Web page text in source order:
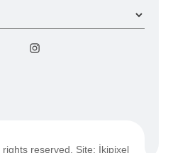
Instagram
reserved. Site: İkipixel